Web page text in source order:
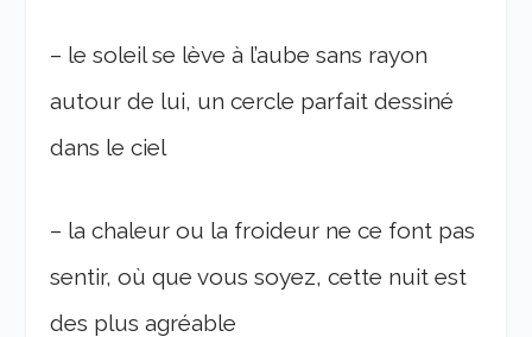
– le soleil se lève à l’aube sans rayon
autour de lui, un cercle parfait dessiné
dans le ciel
– la chaleur ou la froideur ne ce font pas
sentir, où que vous soyez, cette nuit est
des plus agréable